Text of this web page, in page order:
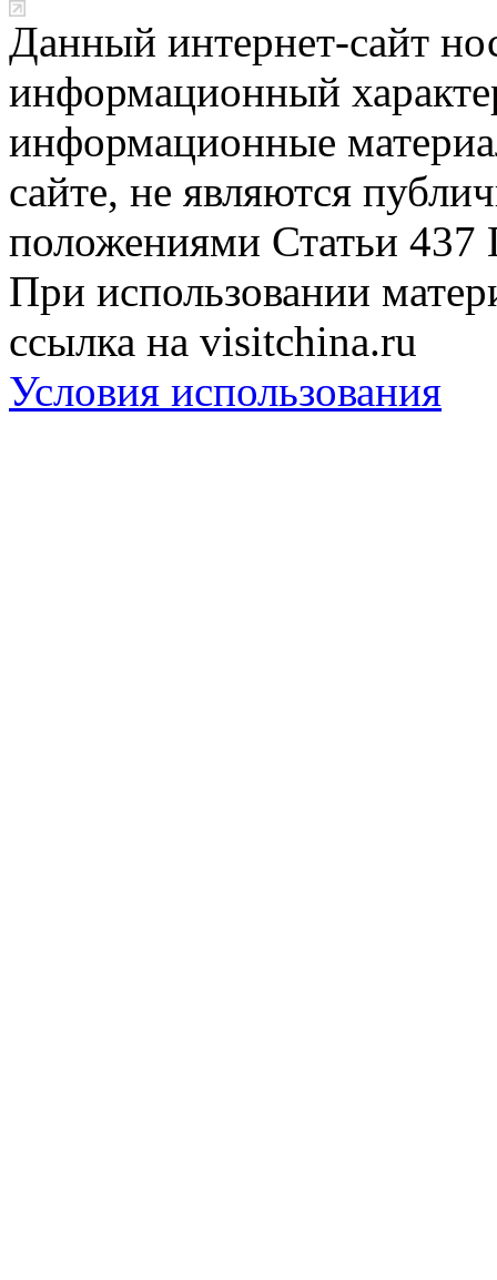
Данный интернет-сайт
информационный
информационные
сайте, не являются
положениями Статьи 437
При использовании
ссылка на visitchina.ru
Условия использования